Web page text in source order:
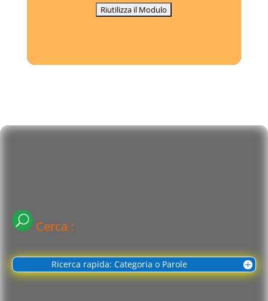
Cerca :
Ricerca rapida: Categoria o Parole